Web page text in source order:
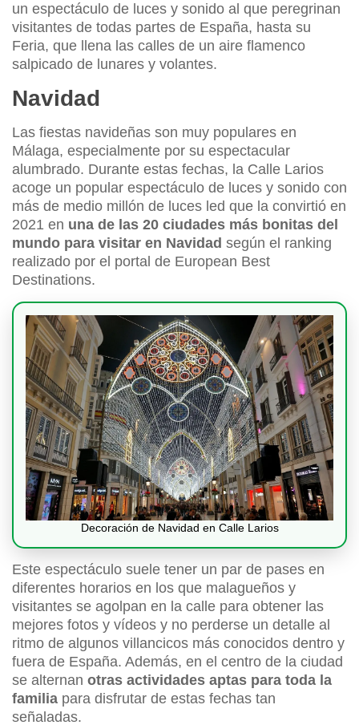
un espectáculo de luces y sonido al que peregrinan
visitantes de todas partes de España, hasta su
Feria, que llena las calles de un aire flamenco
salpicado de lunares y volantes.
Navidad
Las fiestas navideñas son muy populares en
Málaga, especialmente por su espectacular
alumbrado. Durante estas fechas, la Calle Larios
acoge un popular espectáculo de luces y sonido con
más de medio millón de luces led que la convirtió en
2021 en una de las 20 ciudades más bonitas del
mundo para visitar en Navidad según el ranking
realizado por el portal de European Best
Destinations.
Decoración de Navidad en Calle Larios
Este espectáculo suele tener un par de pases en
diferentes horarios en los que malagueños y
visitantes se agolpan en la calle para obtener las
mejores fotos y vídeos y no perderse un detalle al
ritmo de algunos villancicos más conocidos dentro y
fuera de España. Además, en el centro de la ciudad
se alternan otras actividades aptas para toda la
familia para disfrutar de estas fechas tan
señaladas.